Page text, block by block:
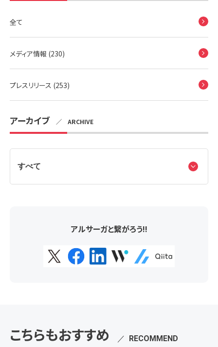
全て
メディア情報 (230)
プレスリリース (253)
アーカイブ ／ ARCHIVE
アルサーガと繋がろう!!
こちらもおすすめ ／ RECOMMEND